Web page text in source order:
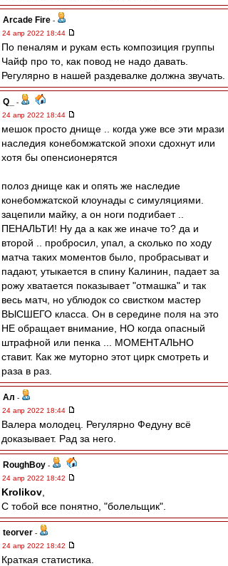
Arcade Fire -
24 апр 2022 18:44
По пеналям и рукам есть композиция группы
Чайф про то, как повод не надо давать.
Регулярно в нашей раздевалке должна звучать.
Q_
-
24 апр 2022 18:44
мешок просто днище .. когда уже все эти мрази
наследия конебомжатской эпохи сдохнут или
хотя бы опенсионерятся
полоз днище как и опять же наследие
конебомжатской клоунады с симуляциями.
зацепили майку, а он ноги подгибает ..
ПЕНАЛЬТИ! Ну да а как же иначе то? да и
второй .. пробросил, упал, а сколько по ходу
матча таких моментов было, пробрасыват и
падают, утыкается в спину Калинин, падает за
рожу хватается показывает "отмашка" и так
весь матч, но ублюдок со свистком мастер
ВЫСШЕГО класса. Он в середине поля на это
НЕ обращает внимание, НО когда опасный
штрафной или пенка ... МОМЕНТАЛЬНО
ставит. Как же муторно этот цирк смотреть и
раза в раз.
Ал -
24 апр 2022 18:44
Валера молодец. Регулярно Федуну всё
доказывает. Рад за него.
RoughBoy -
24 апр 2022 18:42
Krolikov
С тобой все понятно, "болельщик".
teorver -
24 апр 2022 18:42
Краткая статистика.